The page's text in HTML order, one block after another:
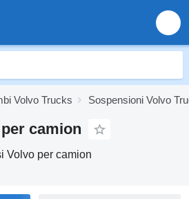
Volvo Trucks Sospensioni Volvo
camion
Volvo per camion